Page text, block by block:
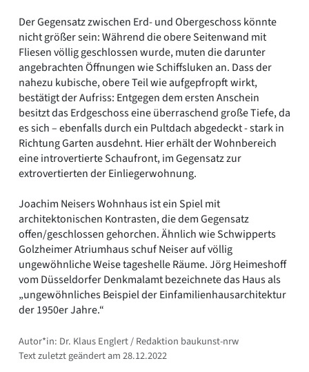
Der Gegensatz zwischen Erd- und Obergeschoss könnte
nicht größer sein: Während die obere Seitenwand mit
Fliesen völlig geschlossen wurde, muten die darunter
angebrachten Öffnungen wie Schiffsluken an. Dass der
nahezu kubische, obere Teil wie aufgepfropft wirkt,
bestätigt der Aufriss: Entgegen dem ersten Anschein
besitzt das Erdgeschoss eine überraschend große Tiefe, da
es sich – ebenfalls durch ein Pultdach abgedeckt - stark in
Richtung Garten ausdehnt. Hier erhält der Wohnbereich
eine introvertierte Schaufront, im Gegensatz zur
extrovertierten der Einliegerwohnung.
Joachim Neisers Wohnhaus ist ein Spiel mit
architektonischen Kontrasten, die dem Gegensatz
offen/geschlossen gehorchen. Ähnlich wie Schwipperts
Golzheimer Atriumhaus schuf Neiser auf völlig
ungewöhnliche Weise tageshelle Räume. Jörg Heimeshoff
vom Düsseldorfer Denkmalamt bezeichnete das Haus als
„ungewöhnliches Beispiel der Einfamilienhausarchitektur
der 1950er Jahre.“
Autor*in: Dr. Klaus Englert / Redaktion baukunst-nrw
Text zuletzt geändert am 28.12.2022